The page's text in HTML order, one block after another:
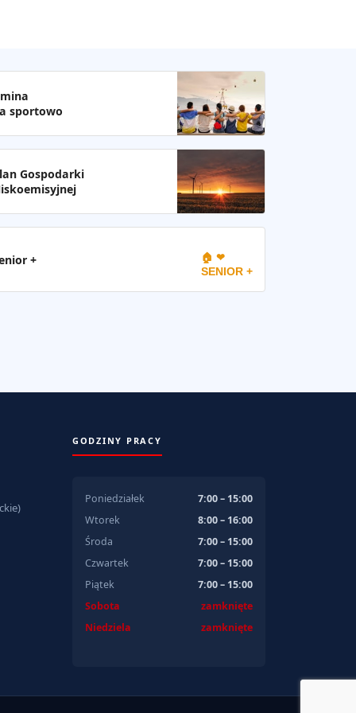
sportowo
Gospodarki
+ 🏠 ❤
SENIOR +
GODZINY PRACY
Poniedziałek
7:00 – 15:00
Wtorek
8:00 – 16:00
Środa
7:00 – 15:00
Czwartek
7:00 – 15:00
Piątek
7:00 – 15:00
Sobota
zamknięte
Niedziela
zamknięte